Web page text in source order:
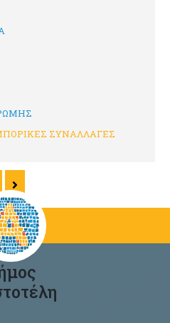
ΣΥΝΑΛΛΑΓΕΣ